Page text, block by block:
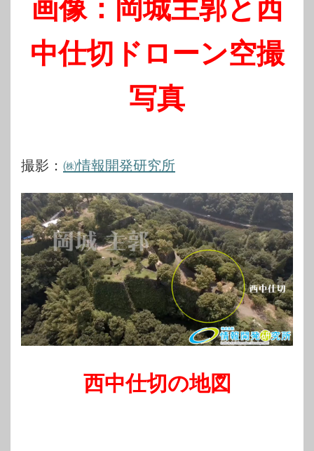
画像：岡城主郭と西
中仕切ドローン空撮
写真
撮影： ㈱情報開発研究所
西中仕切の地図